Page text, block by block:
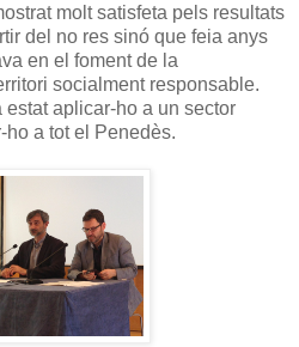
molt satisfeta pels resultats
del no res sinó que feia anys
en el foment de la
socialment responsable.
aplicar-ho a un sector
a tot el Penedès.